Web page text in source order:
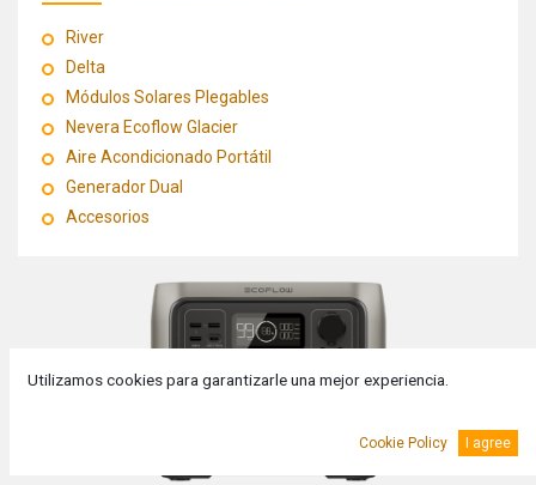
River
Delta
Módulos Solares Plegables
Nevera Ecoflow Glacier
Aire Acondicionado Portátil
Generador Dual
Accesorios
Utilizamos cookies para garantizarle una mejor experiencia.
Cookie Policy I agree